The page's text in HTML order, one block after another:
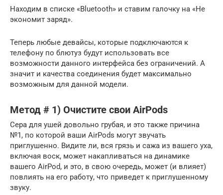
Находим в списке «Bluetooth» и ставим галочку на «Не
экономит заряд».
Теперь любые девайсы, которые подключаются к
телефону по блютуз будут использовать все
возможности данного интерфейса без ограничений. А
значит и качества соединения будет максимально
возможным для данной модели.
Метод # 1) Очистите свои AirPods
Сера для ушей довольно грубая, и это также причина
№1, по которой ваши AirPods могут звучать
приглушенно. Видите ли, вся грязь и сажа из вашего уха,
включая воск, может накапливаться на динамике
вашего AirPod, и это, в свою очередь, может (и влияет)
повлиять на его работу, что приведет к приглушенному
звуку.